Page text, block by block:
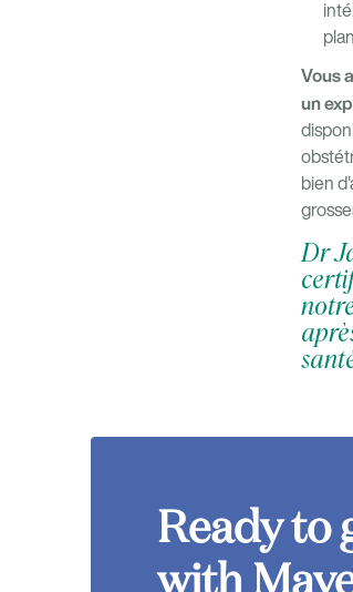
Vous
un
bien
Dr
Ready to
with